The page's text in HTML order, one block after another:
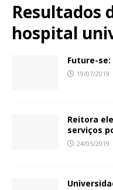
Resultados
hospital
Future-
19/07/2019
Reitora
serviços
24/05/2019